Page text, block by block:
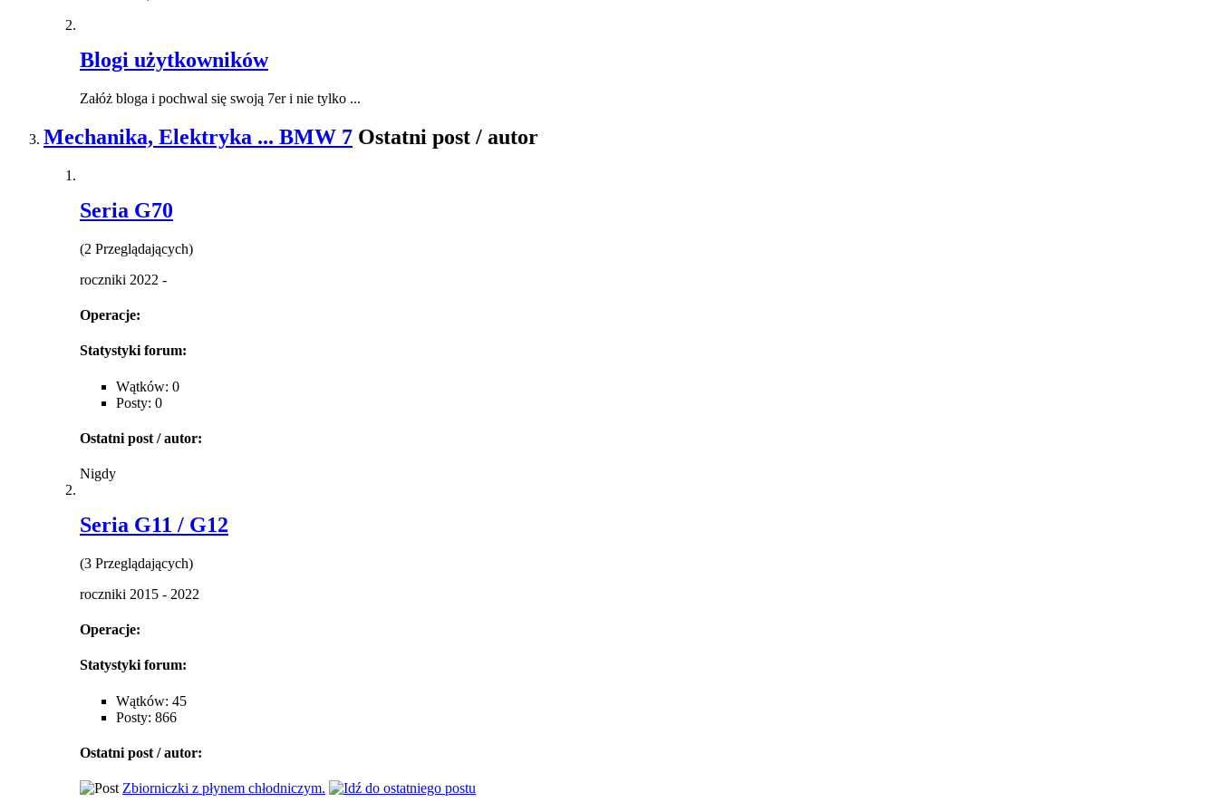
Blogi użytkowników
Załóż bloga i pochwal się swoją 7er i nie tylko ...
Mechanika, Elektryka ... BMW 7 Ostatni post / autor
Seria G70
(2 Przeglądających)
roczniki 2022 -
Operacje:
Statystyki forum:
Wątków: 0
Posty: 0
Ostatni post / autor:
Nigdy
Seria G11 / G12
(3 Przeglądających)
roczniki 2015 - 2022
Operacje:
Statystyki forum:
Wątków: 45
Posty: 866
Ostatni post / autor:
Zbiorniczki z płynem chłodniczym.